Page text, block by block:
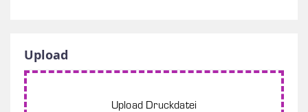
Upload
Upload Druckdatei